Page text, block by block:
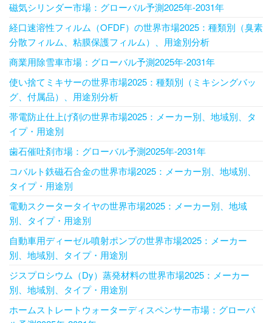
磁気シリンダー市場：グローバル予測2025年-2031年
経口速溶性フィルム（OFDF）の世界市場2025：種類別（臭素
分散フィルム、粘膜保護フィルム）、用途別分析
商業用除雪車市場：グローバル予測2025年-2031年
使い捨てミキサーの世界市場2025：種類別（ミキシングバッ
グ、付属品）、用途別分析
帯電防止仕上げ剤の世界市場2025：メーカー別、地域別、タ
イプ・用途別
歯石催吐剤市場：グローバル予測2025年-2031年
コバルト鉄磁石合金の世界市場2025：メーカー別、地域別、
タイプ・用途別
電動スクータータイヤの世界市場2025：メーカー別、地域
別、タイプ・用途別
自動車用ディーゼル噴射ポンプの世界市場2025：メーカー
別、地域別、タイプ・用途別
ジスプロシウム（Dy）蒸発材料の世界市場2025：メーカー
別、地域別、タイプ・用途別
ホームストレートウォーターディスペンサー市場：グローバ